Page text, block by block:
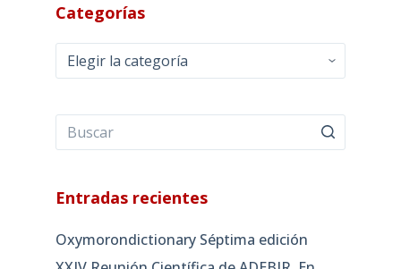
Categorías
Categorías
Entradas recientes
Oxymorondictionary Séptima edición